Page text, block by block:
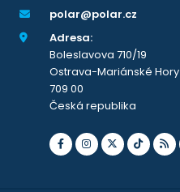
polar@polar.cz
Adresa:
Boleslavova 710/19
Ostrava-Mariánské Hory
709 00
Česká republika